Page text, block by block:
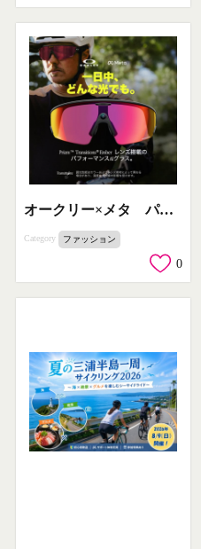
オークリー×メタ パフォーマンスAIグラス
Category ファッション
0